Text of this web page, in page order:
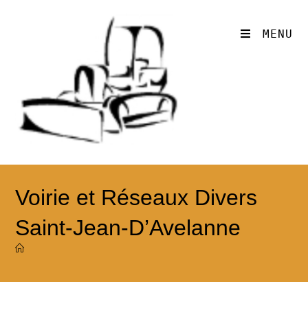
MENU
Voirie et Réseaux Divers
Saint-Jean-D’Avelanne